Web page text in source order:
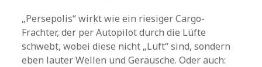
„Persepolis“ wirkt wie ein riesiger Cargo-
Frachter, der per Autopilot durch die Lüfte
schwebt, wobei diese nicht „Luft“ sind, sondern
eben lauter Wellen und Geräusche. Oder auch: